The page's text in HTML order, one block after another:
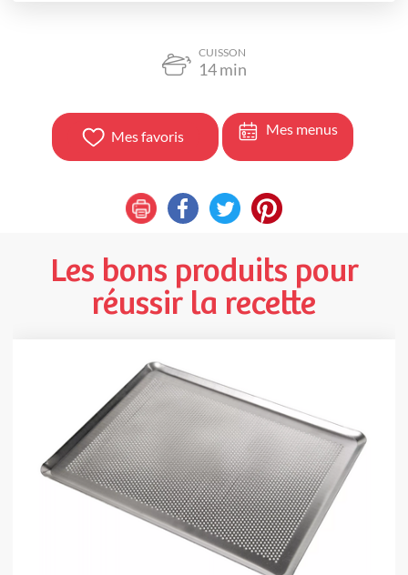
CUISSON
14min
Mes favoris Mes menus
Les bons produits pour
réussir la recette